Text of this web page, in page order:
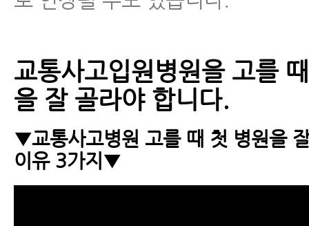
교통사고입원병원을 고를
을 잘 골라야 합니다.
▼교통사고병원 고를 때 첫 병원을
이유 3가지▼